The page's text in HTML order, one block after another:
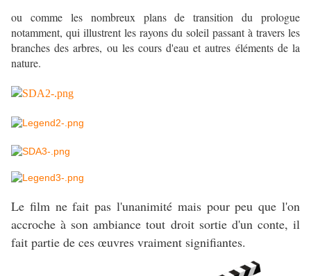
ou comme les nombreux plans de transition du prologue
notamment, qui illustrent les rayons du soleil passant à travers les
branches des arbres, ou les cours d'eau et autres éléments de la
nature.
Le film ne fait pas l'unanimité mais pour peu que l'on
accroche à son ambiance tout droit sortie d'un conte, il
fait partie de ces œuvres vraiment signifiantes.